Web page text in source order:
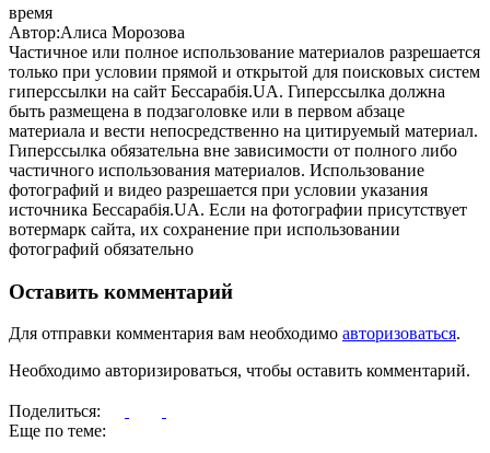
время
Автор:Алиса Морозова
Частичное или полное использование материалов разрешается
только при условии прямой и открытой для поисковых систем
гиперссылки на сайт Бессарабія.UA. Гиперссылка должна
быть размещена в подзаголовке или в первом абзаце
материала и вести непосредственно на цитируемый материал.
Гиперссылка обязательна вне зависимости от полного либо
частичного использования материалов. Использование
фотографий и видео разрешается при условии указания
источника Бессарабія.UA. Если на фотографии присутствует
вотермарк сайта, их сохранение при использовании
фотографий обязательно
Оставить комментарий
Для отправки комментария вам необходимо авторизоваться.
Необходимо авторизироваться, чтобы оставить комментарий.
Поделиться:
Еще по теме: